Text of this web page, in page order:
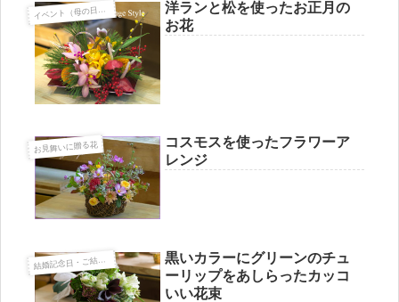
イベント（母の日・敬老の日・ハロウィン・Xmas・お正月など）
洋ランと松を使ったお正月の
お花
お見舞いに贈る花
コスモスを使ったフラワーア
レンジ
結婚記念日・ご結婚祝いに贈る花
黒いカラーにグリーンのチュ
ーリップをあしらったカッコ
いい花束